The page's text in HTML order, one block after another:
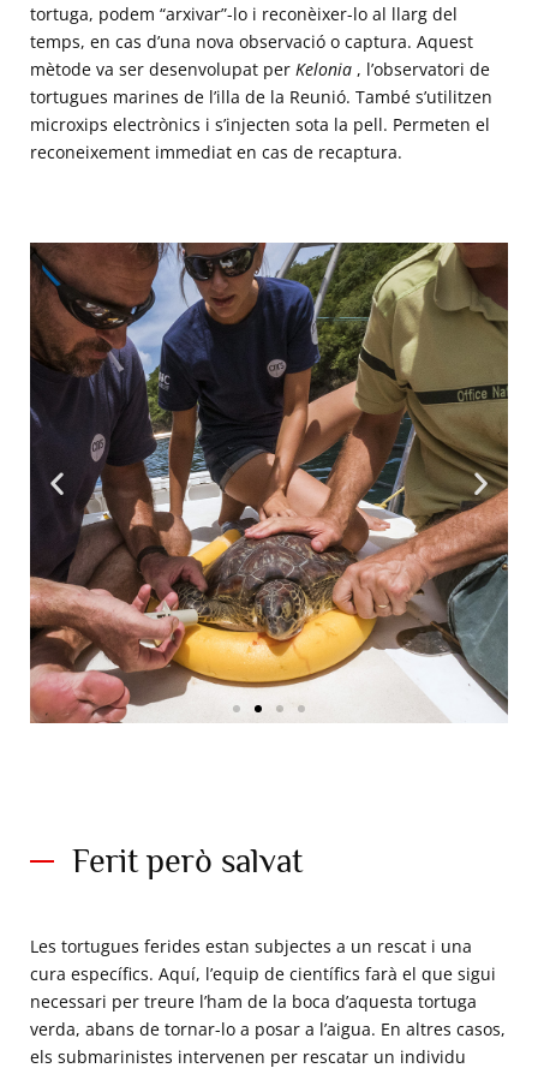
tortuga, podem “arxivar”-lo i reconèixer-lo al llarg del
temps, en cas d’una nova observació o captura. Aquest
mètode va ser desenvolupat per Kelonia , l’observatori de
tortugues marines de l’illa de la Reunió. També s’utilitzen
microxips electrònics i s’injecten sota la pell. Permeten el
reconeixement immediat en cas de recaptura.
Ferit però salvat
Les tortugues ferides estan subjectes a un rescat i una
cura específics. Aquí, l’equip de científics farà el que sigui
necessari per treure l’ham de la boca d’aquesta tortuga
verda, abans de tornar-lo a posar a l’aigua. En altres casos,
els submarinistes intervenen per rescatar un individu